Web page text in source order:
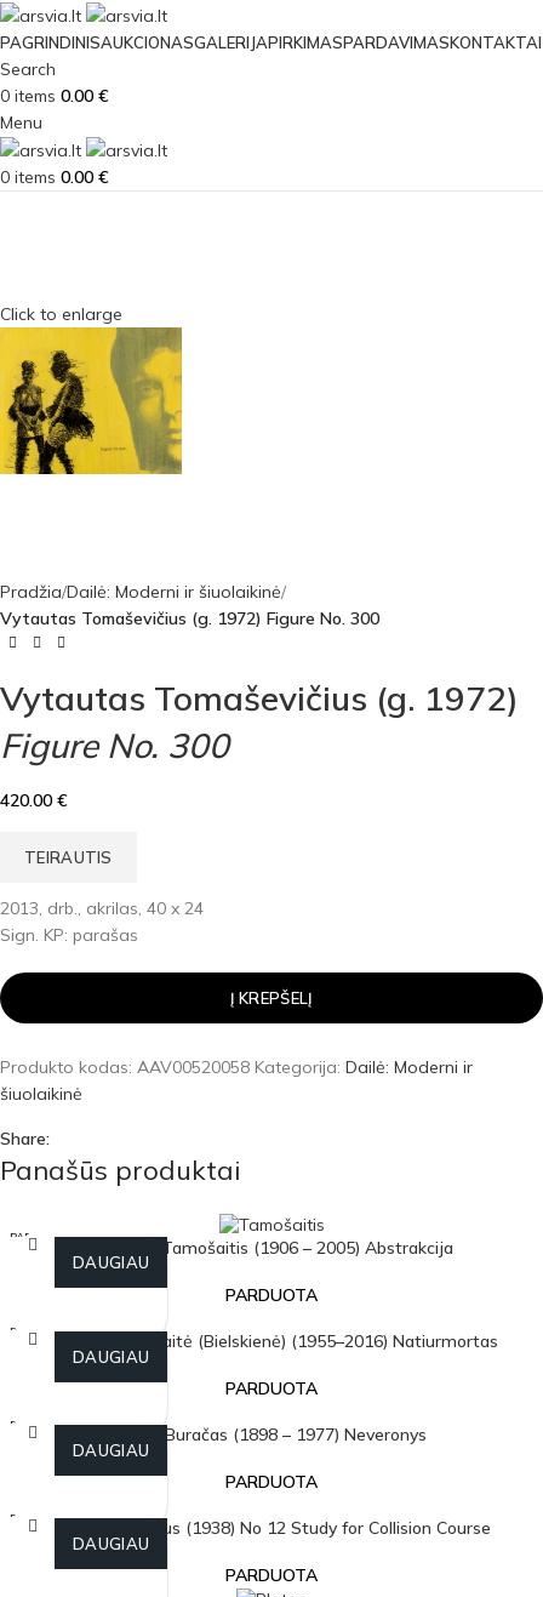
PAGRINDINISAUKCIONASGALERIJAPIRKIMASPARDAVIMASKONTAKTAI
Search
0 items 0.00 €
Menu
0 items 0.00 €
Click to enlarge
Pradžia Dailė: Moderni ir šiuolaikinė
Vytautas Tomaševičius (g. 1972) Figure No. 300
Vytautas Tomaševičius (g. 1972)
Figure No. 300
420.00 €
TEIRAUTIS
2013, drb., akrilas, 40 x 24
Sign. KP: parašas
Į KREPŠELĮ
Produkto kodas: AAV00520058 Kategorija: Dailė: Moderni ir
šiuolaikinė
Share:
Panašūs produktai
PARDU
OTA
Antanas Tamošaitis (1906 – 2005) Abstrakcija
PARDUOTA
DAUGIAU
PARDU
OTA
Gintarė Uogintaitė (Bielskienė) (1955–2016) Natiurmortas
PARDUOTA
DAUGIAU
PARDU
OTA
Jonas Buračas (1898 – 1977) Neveronys
PARDUOTA
DAUGIAU
PARDU
OTA
Kęstutis Zapkus (1938) No 12 Study for Collision Course
PARDUOTA
DAUGIAU